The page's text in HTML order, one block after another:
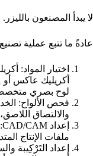
لا يبدأ المصنعون
عادةً ما تتبع عملية
اختيار المواد:
لوح بصري
فحص الألواح:
والالتصاق
ملفات الإنتاج
إعداد التَرْكِيبة